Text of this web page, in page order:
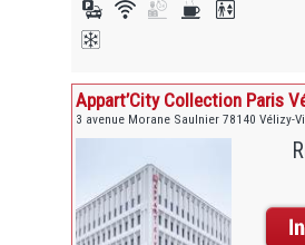
Appart’City Collection Paris
3 avenue Morane Saulnier 78140 Vélizy-